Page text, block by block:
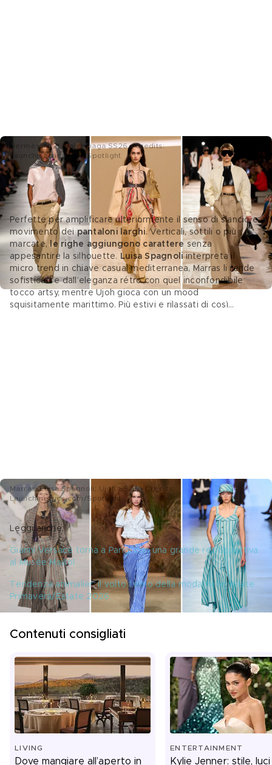
Hermès; N°21; Balenciaga SS26 - Credits:
Launchmetrics.com/Spotlight
7 Pantaloni larghi a righe
Perfette per amplificare ulteriormente il senso di slancio e
movimento dei pantaloni larghi. Verticali, sottili o più
marcate, le righe aggiungono carattere senza
appesantire la silhouette. Luisa Spagnoli interpreta il
micro trend in chiave casual mediterranea, Marras li rende
sofisticati e dall’eleganza rétro con quel inconfondibile
tocco artsy, mentre Ujoh gioca con un mood
squisitamente marittimo. Più estivi e rilassati di così…
Marras; Luisa Spagnoli; Ujoh SS26 - Credits:
Launchmetrics.com/Spotlight
Leggi anche:
Gianni Versace torna a Parigi con una grande retrospettiva
al Musée Maillol
Tendenza animalier, il volto felino della moda nelle sfilate
Primavera/Estate 2026
Contenuti consigliati
LIVING
Dove mangiare all’aperto in
ENTERTAINMENT
Kylie Jenner: stile,